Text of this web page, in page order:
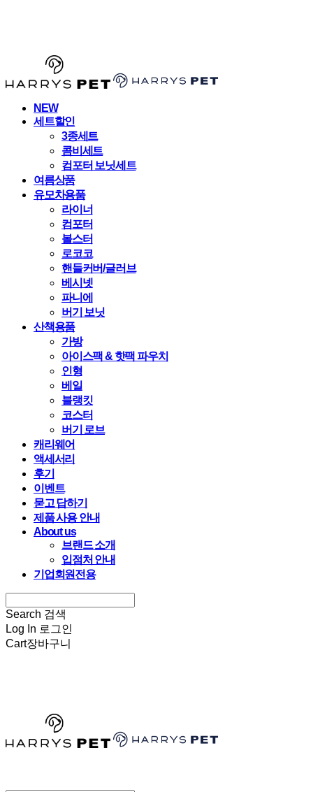
NEW
세트할인
3종세트
콤비세트
컴포터 보닛세트
여름상품
유모차용품
라이너
컴포터
볼스터
로코코
핸들커버/글러브
베시넷
파니에
버기 보닛
산책용품
가방
아이스팩 & 핫팩 파우치
인형
베일
블랭킷
코스터
버기 로브
캐리웨어
액세서리
후기
이벤트
묻고 답하기
제품 사용 안내
About us
브랜드 소개
입점처 안내
기업회원전용
Search 검색
Log In 로그인
Cart장바구니